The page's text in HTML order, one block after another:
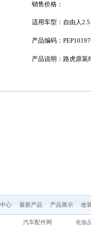
销售价格：
适用车型：自由人2.5
产品编码：
产品说明：路虎原装
心 最新产品 产品展示 改
汽车配件网
化妆